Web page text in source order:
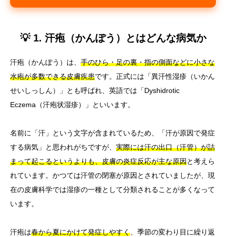
💡 1. 汗疱（かんぽう）とはどんな病気か
汗疱（かんぽう）は、 手のひら・足の裏・指の側面などに小さな
水疱が多数できる皮膚疾患です。正式には「異汗性湿疹（いかん
せいしっしん）」とも呼ばれ、英語では「Dyshidrotic
Eczema（汗疱状湿疹）」といいます。
名前に「汗」という文字が含まれているため、「汗が原因で発症
する病気」と思われがちですが、 実際には汗の出口（汗管）が詰
まって起こるというよりも、皮膚の炎症反応が主な原因と考えら
れています。かつては汗管の閉塞が原因とされていましたが、現
在の皮膚科学では湿疹の一種として分類されることが多くなって
います。
汗疱は春から夏にかけて発症しやすく 、季節の変わり目に繰り返